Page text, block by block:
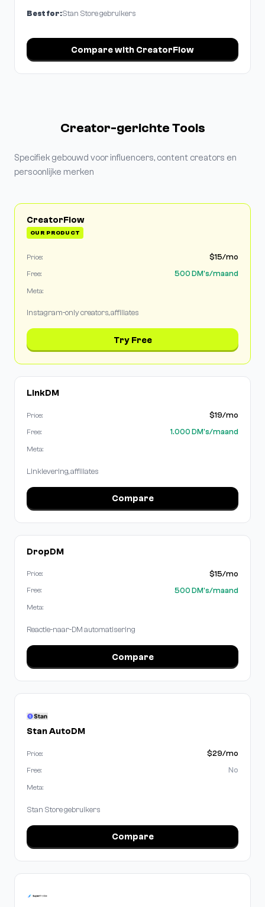
Best for:Stan Store gebruikers
Compare with CreatorFlow
Creator-gerichte Tools
Specifiek gebouwd voor influencers, content creators en
persoonlijke merken
CreatorFlow
OUR PRODUCT
Price: $15/mo
Free: 500 DM's/maand
Meta:
Instagram-only creators, affiliates
Try Free
LinkDM
Price: $19/mo
Free: 1.000 DM's/maand
Meta:
Linklevering, affiliates
Compare
DropDM
Price: $15/mo
Free: 500 DM's/maand
Meta:
Reactie-naar-DM automatisering
Compare
Stan AutoDM
Price: $29/mo
Free: No
Meta:
Stan Store gebruikers
Compare